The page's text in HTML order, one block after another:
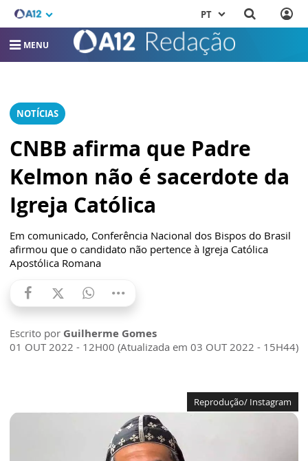
PT
MENU
NOTÍCIAS
CNBB afirma que Padre
Kelmon não é sacerdote da
Igreja Católica
Em comunicado, Conferência Nacional dos Bispos do Brasil
afirmou que o candidato não pertence à Igreja Católica
Apostólica Romana
Escrito por Guilherme Gomes
01 OUT 2022 - 12H00 (Atualizada em 03 OUT 2022 - 15H44)
Reprodução/ Instagram